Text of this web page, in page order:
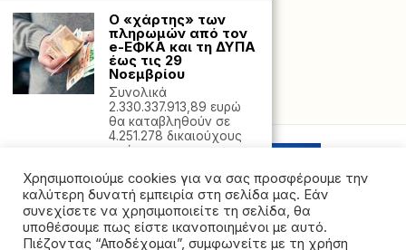
by Hostville”)
Χρησιμοποιούμε cookies για να σας προσφέρουμε την
καλύτερη δυνατή εμπειρία στη σελίδα μας. Εάν
συνεχίσετε να χρησιμοποιείτε τη σελίδα, θα
υποθέσουμε πως είστε ικανοποιημένοι με αυτό.
Πιέζοντας “Αποδέχομαι”, συμφωνείτε με τη χρήση
Ο «χάρτης» των
πληρωμών από τον
e-ΕΦΚΑ και τη ΔΥΠΑ
έως τις 29
Νοεμβρίου
Συνολικά
2.330.337.913,89 ευρώ
θα καταβληθούν σε
4.251.278 δικαιούχους
από τις
Συγκέντρωση
διαμαρτυρίας στην
Πρέβεζα με βασικό
αίτημα την
διαλεύκανση του